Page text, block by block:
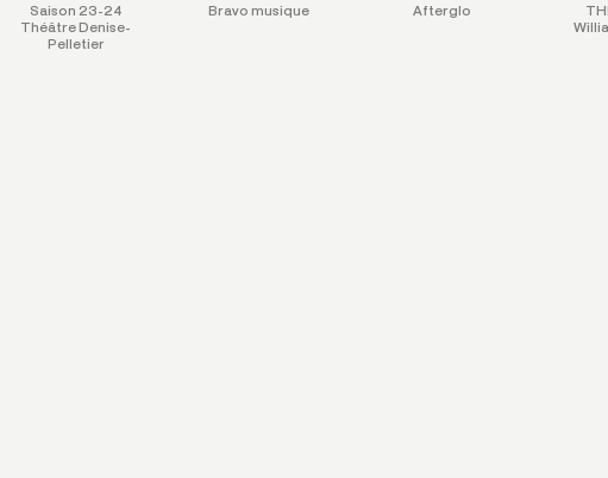
Saison 23-24
Théâtre Denise-
Pelletier
Bravo musique Afterglo